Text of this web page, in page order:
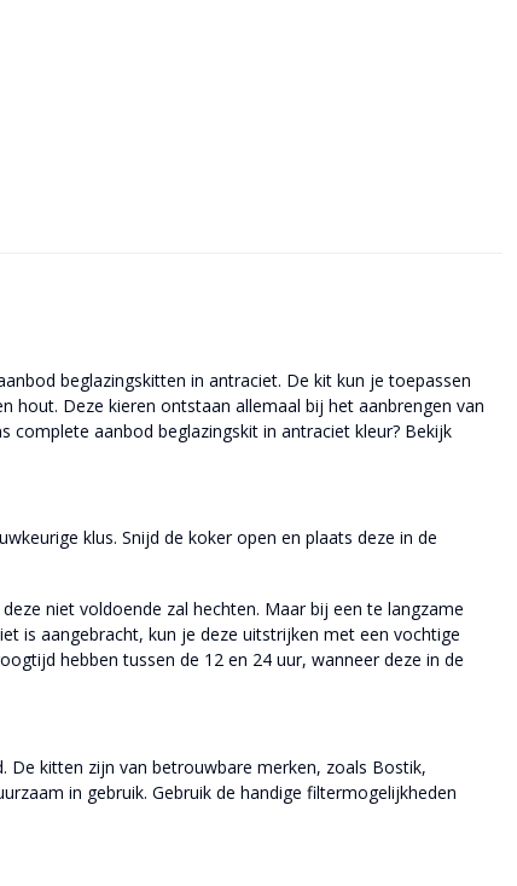
beglazingskitten in antraciet. De kit kun je toepassen
hout. Deze kieren ontstaan allemaal bij het aanbrengen van
aanbod beglazingskit in antraciet kleur? Bekijk
klus. Snijd de koker open en plaats deze in de
niet voldoende zal hechten. Maar bij een te langzame
is aangebracht, kun je deze uitstrijken met een vochtige
hebben tussen de 12 en 24 uur, wanneer deze in de
kitten zijn van betrouwbare merken, zoals Bostik,
in gebruik. Gebruik de handige filtermogelijkheden